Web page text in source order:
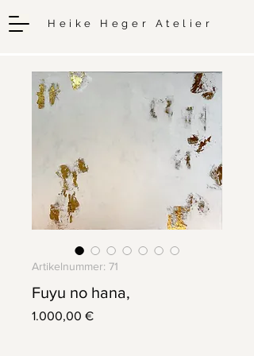
Heike Heger Atelier
Artikelnummer: 71
Fuyu no hana,
1.000,00 €Preis